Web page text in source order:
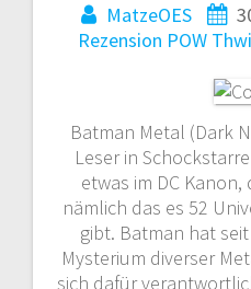
MatzeOES
Rezension POW
Batman Metal (Dark
Leser in
etwas im DC
nämlich das es 52
gibt. Batman hat
Mysterium diverser
sich dafür